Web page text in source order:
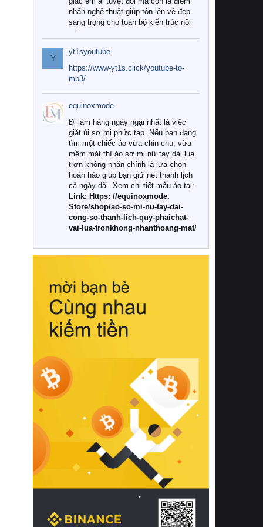
nhấn nghệ thuật giúp tôn lên vẻ đẹp
sang trọng cho toàn bộ kiến trúc nội
Tuy nhiên, giữa thị trường đa dạng
với vô vàn thương hiệu và mẫu mã
như hiện nay, làm thế nào để chọn
được những bộ chăn ga gối đệm cao
cấp thực sự chất lượng, phù hợp với
khí hậu và nhu cầu sử dụng của gia
đình? Hãy cùng chúng tôi đi tìm lời
giải đáp chi tiết qua bài viết dưới đây.
1. Tại sao các gia đình hiện đại lại ưa
chuộng chăn ga gối đệm cao cấp?
Khác với các dòng sản phẩm thông
thường, những bộ chăn ga gối đệm
cao cấp trải qua quy trình sản xuất
nghiêm ngặt từ khâu chọn lọc nguyên
liệu tự nhiên đến công nghệ dệt
nhuộm hiện đại không chứa hóa chất
này, bạn sẽ cảm nhận rõ rệt sự khác
hồi chuẩn xác của phần đệm nâng đỡ
cột sống.
Bên cạnh đó, việc lựa chọn các dòng
sản phẩm đạt chuẩn chất lượng quốc
tế còn giúp ngăn ngừa tình trạng kích
khuẩn và nấm mốc trong điều kiện
thời tiết nóng ẩm. Bạn có thể tìm hiểu
thêm các nghiên cứu khoa học về tác
động của giấc ngủ và môi trường
phòng ngủ đối với sức khỏe con
người tại Sleep Foundation (External
Link) để có cái nhìn toàn diện hơn.
2. Các tiêu chí vàng khi lựa chọn
chăn ga gối đệm cao cấp cho phòng
ngủ
Để sở hữu một bộ chăn ga gối đệm
cao cấp hoàn hảo cả về thẩm mỹ lẫn
công năng, người tiêu dùng cần cân
nhắc kỹ lưỡng các tiêu chí quan trọng
Y
yt1syoutube
https://www-yt1s.click/youtube-to-
mp3/
equinoxmode
Đi làm hàng ngày ngại nhất là việc
giặt ủi sơ mi phức tạp. Nếu bạn đang
tìm một chiếc áo vừa chỉn chu, vừa
mềm mát thì áo sơ mi nữ tay dài lụa
trơn không nhăn chính là lựa chọn
hoàn hảo giúp bạn giữ nét thanh lịch
cả ngày dài. Xem chi tiết mẫu áo tại:
Link: Https: //equinoxmode.
Store/shop/ao-so-mi-nu-tay-dai-
cong-so-thanh-lich-quy-phaichat-
vai-lua-tronkhong-nhanthoang-mat/